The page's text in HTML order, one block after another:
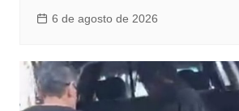
6 de agosto de 2026